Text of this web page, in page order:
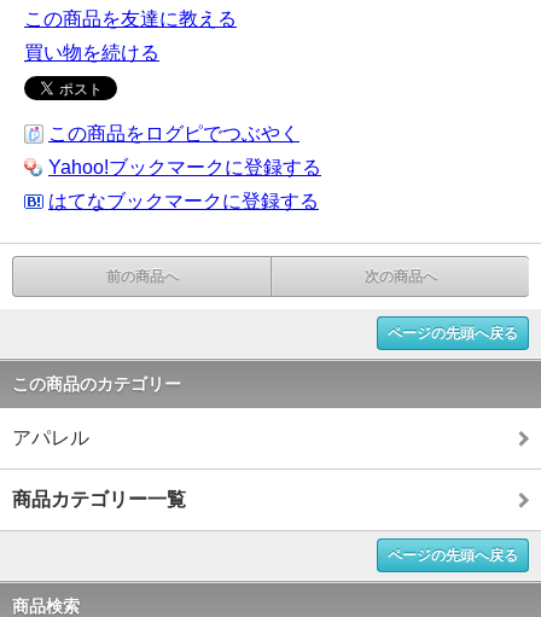
この商品を友達に教える
買い物を続ける
この商品をログピでつぶやく
Yahoo!ブックマークに登録する
はてなブックマークに登録する
前の商品へ 次の商品へ
ページの先頭へ戻る
この商品のカテゴリー
アパレル
商品カテゴリー一覧
ページの先頭へ戻る
商品検索